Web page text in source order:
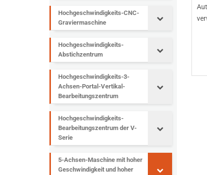
Hochgeschwindigkeits-CNC-
Graviermaschine
Hochgeschwindigkeits-
Abstichzentrum
Hochgeschwindigkeits-3-
Achsen-Portal-Vertikal-
Bearbeitungszentrum
Hochgeschwindigkeits-
Bearbeitungszentrum der V-
Serie
5-Achsen-Maschine mit hoher
Geschwindigkeit und hoher